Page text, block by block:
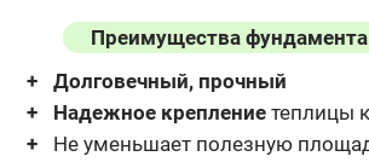
Преимущества фундамента
Долговечный, прочный
Надежное креплениетеплицы
Не уменьшает полезную